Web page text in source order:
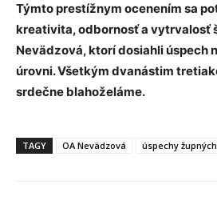
Týmto prestížnym ocenením sa
kreativita, odbornosť a vytrvalosť
Nevädzová, ktorí dosiahli úspech
úrovni. Všetkým dvanástim
srdečne blahoželáme.
TAGY OA Nevädzová úspechy